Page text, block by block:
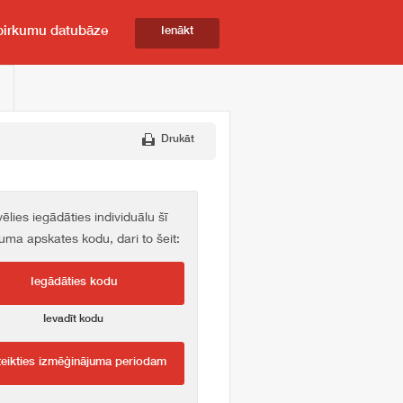
datubāze Ienākt
Drukāt
iegādāties individuālu šī
apskates kodu, dari to šeit:
Iegādāties kodu
Ievadīt kodu
izmēģinājuma periodam